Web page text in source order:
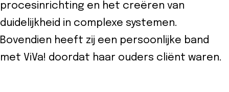
procesinrichting en het creëren van
duidelijkheid in complexe systemen.
Bovendien heeft zij een persoonlijke band
met ViVa! doordat haar ouders cliënt waren.